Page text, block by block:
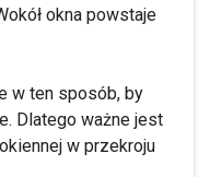
okna powstaje
w ten sposób, by
Dlatego ważne jest
w przekroju